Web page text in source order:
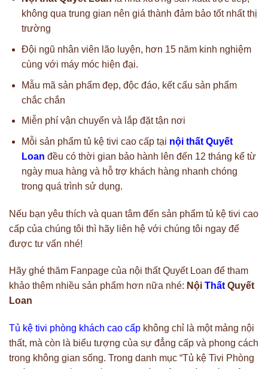
không qua trung gian nên giá thành đảm bảo tốt nhất thị
trường
Đội ngũ nhân viên lão luyện, hơn 15 năm kinh nghiệm
cùng với máy móc hiện đại.
Mẫu mã sản phẩm đẹp, độc đáo, kết cấu sản phẩm
chắc chắn
Miễn phí vận chuyển và lắp đặt tận nơi
Mỗi sản phẩm tủ kệ tivi cao cấp tại nội thất Quyết
Loan đều có thời gian bảo hành lên đến 12 tháng kể từ
ngày mua hàng và hỗ trợ khách hàng nhanh chóng
trong quá trình sử dụng.
Nếu bạn yêu thích và quan tâm đến sản phẩm tủ kệ tivi cao
cấp của chúng tôi thì hãy liên hệ với chúng tôi ngay để
được tư vấn nhé!
Hãy ghé thăm Fanpage của nội thất Quyết Loan để tham
khảo thêm nhiều sản phẩm hơn nữa nhé: Nội Thất Quyết
Loan
Tủ kệ tivi phòng khách cao cấp không chỉ là một mảng nội
thất, mà còn là biểu tượng của sự đẳng cấp và phong cách
trong không gian sống. Trong danh mục “Tủ kệ Tivi Phòng